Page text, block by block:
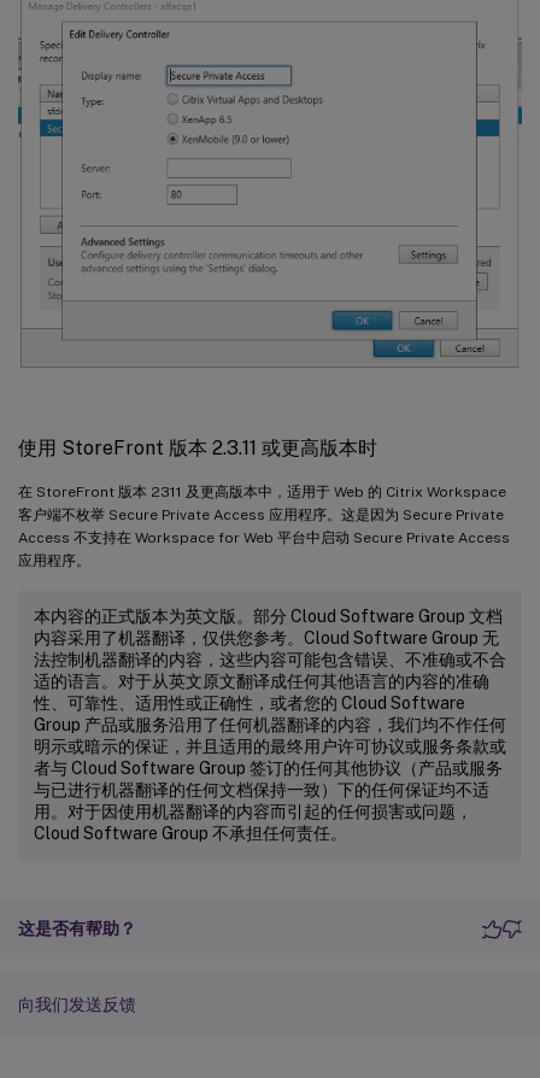
使用 StoreFront 版本 2.3.11 或更高版本时
在 StoreFront 版本 2311 及更高版本中，适用于 Web 的 Citrix Workspace
客户端不枚举 Secure Private Access 应用程序。这是因为 Secure Private
Access 不支持在 Workspace for Web 平台中启动 Secure Private Access
应用程序。
本内容的正式版本为英文版。部分 Cloud Software Group 文档
内容采用了机器翻译，仅供您参考。Cloud Software Group 无
法控制机器翻译的内容，这些内容可能包含错误、不准确或不合
适的语言。对于从英文原文翻译成任何其他语言的内容的准确
性、可靠性、适用性或正确性，或者您的 Cloud Software
Group 产品或服务沿用了任何机器翻译的内容，我们均不作任何
明示或暗示的保证，并且适用的最终用户许可协议或服务条款或
者与 Cloud Software Group 签订的任何其他协议（产品或服务
与已进行机器翻译的任何文档保持一致）下的任何保证均不适
用。对于因使用机器翻译的内容而引起的任何损害或问题，
Cloud Software Group 不承担任何责任。
这是否有帮助？
向我们发送反馈